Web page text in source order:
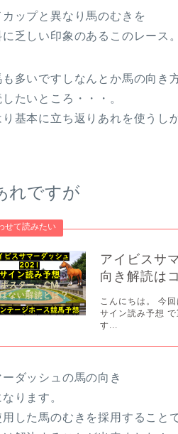
ップと異なり馬のむきを
乏しい印象のあるこのレース。
多いですしなんとか馬の向き
たいところ・・・。
基本に立ち返りあれを使うし
れですが
アイビスサ
向き解読は
こんにちは。 今
サイン読み予想
す...
ダッシュの馬の向き
ります。
した馬のむきを採用すること